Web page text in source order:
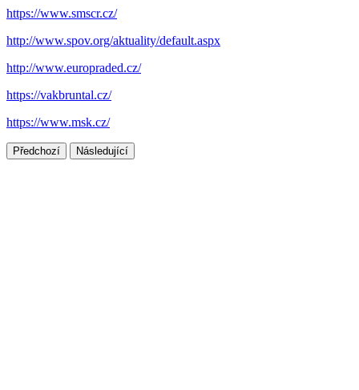
https://www.smscr.cz/
http://www.spov.org/aktuality/default.aspx
http://www.europraded.cz/
https://vakbruntal.cz/
https://www.msk.cz/
Předchozí Následující